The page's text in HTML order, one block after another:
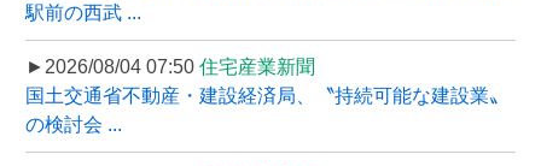
駅前の西武 ...
►2026/08/04 07:50 住宅産業新聞
国土交通省不動産・建設経済局、〝持続可能な建設業〟
の検討会 ...